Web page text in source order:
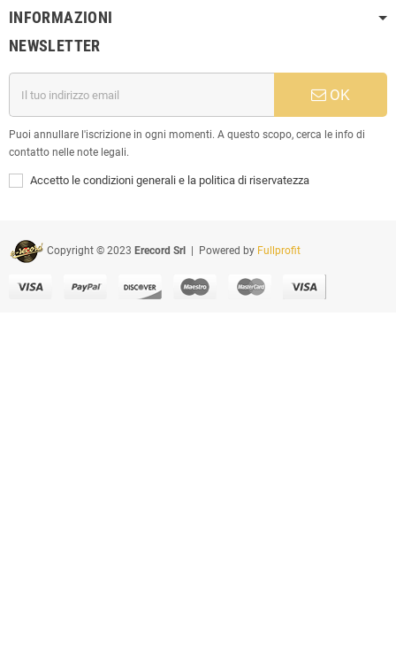
INFORMAZIONI
NEWSLETTER
OK
Puoi annullare l'iscrizione in ogni momenti. A questo scopo, cerca le info di
contatto nelle note legali.
Accetto le condizioni generali e la politica di riservatezza
Copyright © 2023 Erecord Srl | Powered by Fullprofit